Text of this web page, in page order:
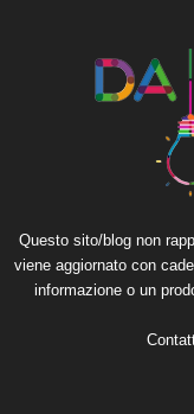
Questo sito/blog non
viene aggiornato con
informazione o un